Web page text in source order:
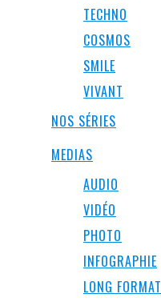
TECHNO
COSMOS
SMILE
VIVANT
NOS SÉRIES
MEDIAS
AUDIO
VIDÉO
PHOTO
INFOGRAPHIE
LONG FORMAT